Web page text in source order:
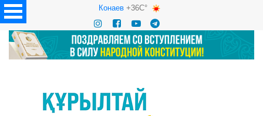
Конаев+36C°